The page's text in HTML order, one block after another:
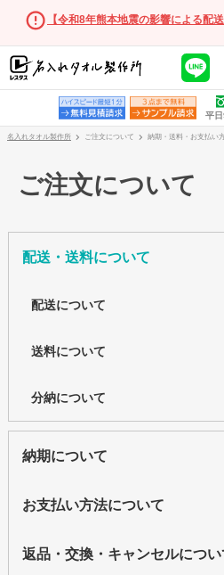
【令和8年熊本地震の影響による配
平
フェイスタオル
スポーツタオル
ミニタオル
バスタオル
名入れタオル製作所 ご注文について 納期・送料・お支払い
ご注文について
配送・送料について
配送について
送料について
分納について
納期について
お支払い方法について
返品・交換・キャンセルについ